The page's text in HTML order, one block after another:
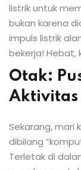
listrik untuk
bukan karena
impuls listrik
bekerja! Hebat,
Otak:
Aktivitas
Sekarang, mari
dibilang
Terletak di